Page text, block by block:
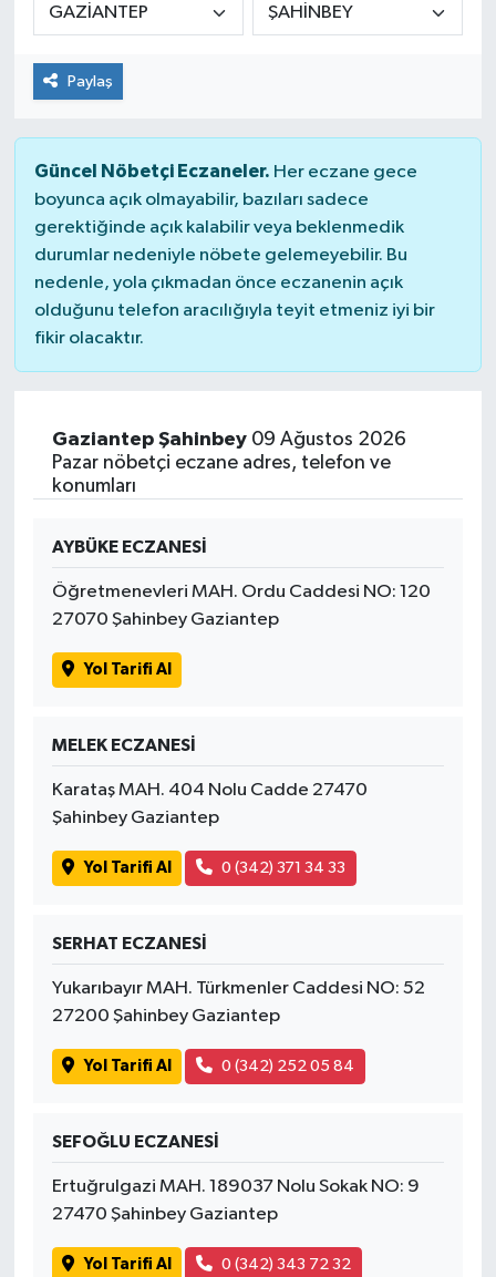
Paylaş
Güncel Nöbetçi Eczaneler. Her eczane gece
boyunca açık olmayabilir, bazıları sadece
gerektiğinde açık kalabilir veya beklenmedik
durumlar nedeniyle nöbete gelemeyebilir. Bu
nedenle, yola çıkmadan önce eczanenin açık
olduğunu telefon aracılığıyla teyit etmeniz iyi bir
fikir olacaktır.
Gaziantep Şahinbey09 Ağustos 2026
Pazar nöbetçi eczane adres, telefon ve
konumları
AYBÜKE ECZANESİ
Öğretmenevleri MAH. Ordu Caddesi NO: 120
27070 Şahinbey Gaziantep
Yol Tarifi Al
MELEK ECZANESİ
Karataş MAH. 404 Nolu Cadde 27470
Şahinbey Gaziantep
Yol Tarifi Al 0 (342) 371 34 33
SERHAT ECZANESİ
Yukarıbayır MAH. Türkmenler Caddesi NO: 52
27200 Şahinbey Gaziantep
Yol Tarifi Al 0 (342) 252 05 84
SEFOĞLU ECZANESİ
Ertuğrulgazi MAH. 189037 Nolu Sokak NO: 9
27470 Şahinbey Gaziantep
Yol Tarifi Al 0 (342) 343 72 32